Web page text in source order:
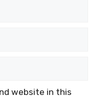
website in this